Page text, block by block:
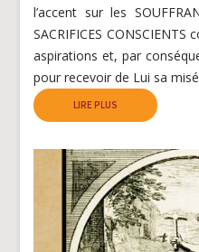
l’accent sur les
SACRIFICES
aspirations et, par
pour recevoir de Lui sa
LIRE PLUS